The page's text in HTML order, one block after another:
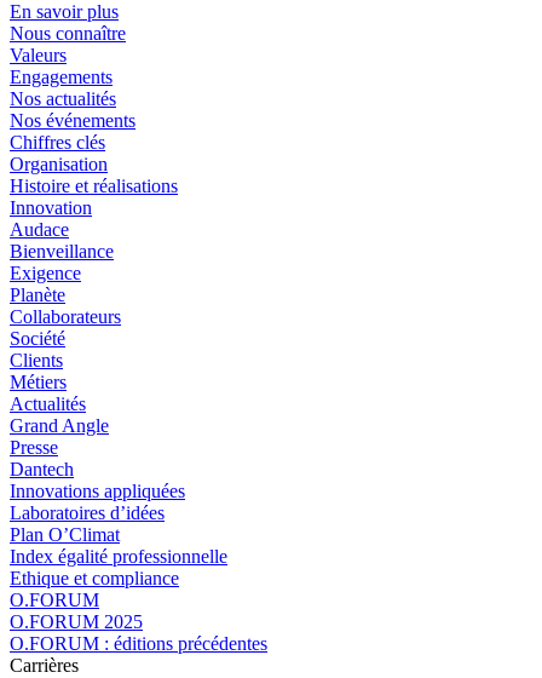
En savoir plus
Nous connaître
Valeurs
Engagements
Nos actualités
Nos événements
Chiffres clés
Organisation
Histoire et réalisations
Innovation
Audace
Bienveillance
Exigence
Planète
Collaborateurs
Société
Clients
Métiers
Actualités
Grand Angle
Presse
Dantech
Innovations appliquées
Laboratoires d’idées
Plan O’Climat
Index égalité professionnelle
Ethique et compliance
O.FORUM
O.FORUM 2025
O.FORUM : éditions précédentes
Carrières